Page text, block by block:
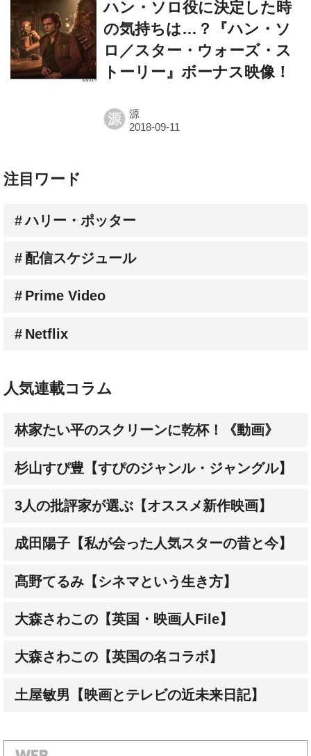
ハン・ソロ役に決定した時
の気持ちは…？『ハン・ソ
ロ／スター・ウォーズ・ス
トーリー』ボーナス映像！
源 源
注目ワード
ハリー・ポッター
配信スケジュール
Prime Video
Netflix
人気連載コラム
林家たい平のスクリーンに乾杯！《動画》
杉山すぴ豊【すぴのジャンル・ジャングル】
3人の批評家が選ぶ【オススメ新作映画】
成田陽子【私が会った人気スターの昔と今】
髙野てるみ【シネマという生き方】
大森さわこの【英国・映画人File】
大森さわこの【英国の名コラボ】
土屋敏男【映画とテレビの近未来日記】